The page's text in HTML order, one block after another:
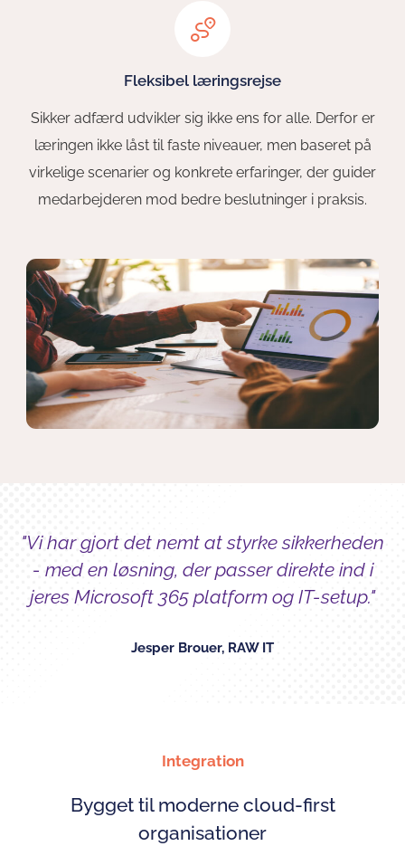
Fleksibel læringsrejse
Sikker adfærd udvikler sig ikke ens for alle. Derfor er
læringen ikke låst til faste niveauer, men baseret på
virkelige scenarier og konkrete erfaringer, der guider
medarbejderen mod bedre beslutninger i praksis.
"Vi har gjort det nemt at styrke sikkerheden
- med en løsning, der passer direkte ind i
jeres Microsoft 365 platform og IT-setup."
Jesper Brouer, RAW IT
Integration
Bygget til moderne cloud-first
organisationer